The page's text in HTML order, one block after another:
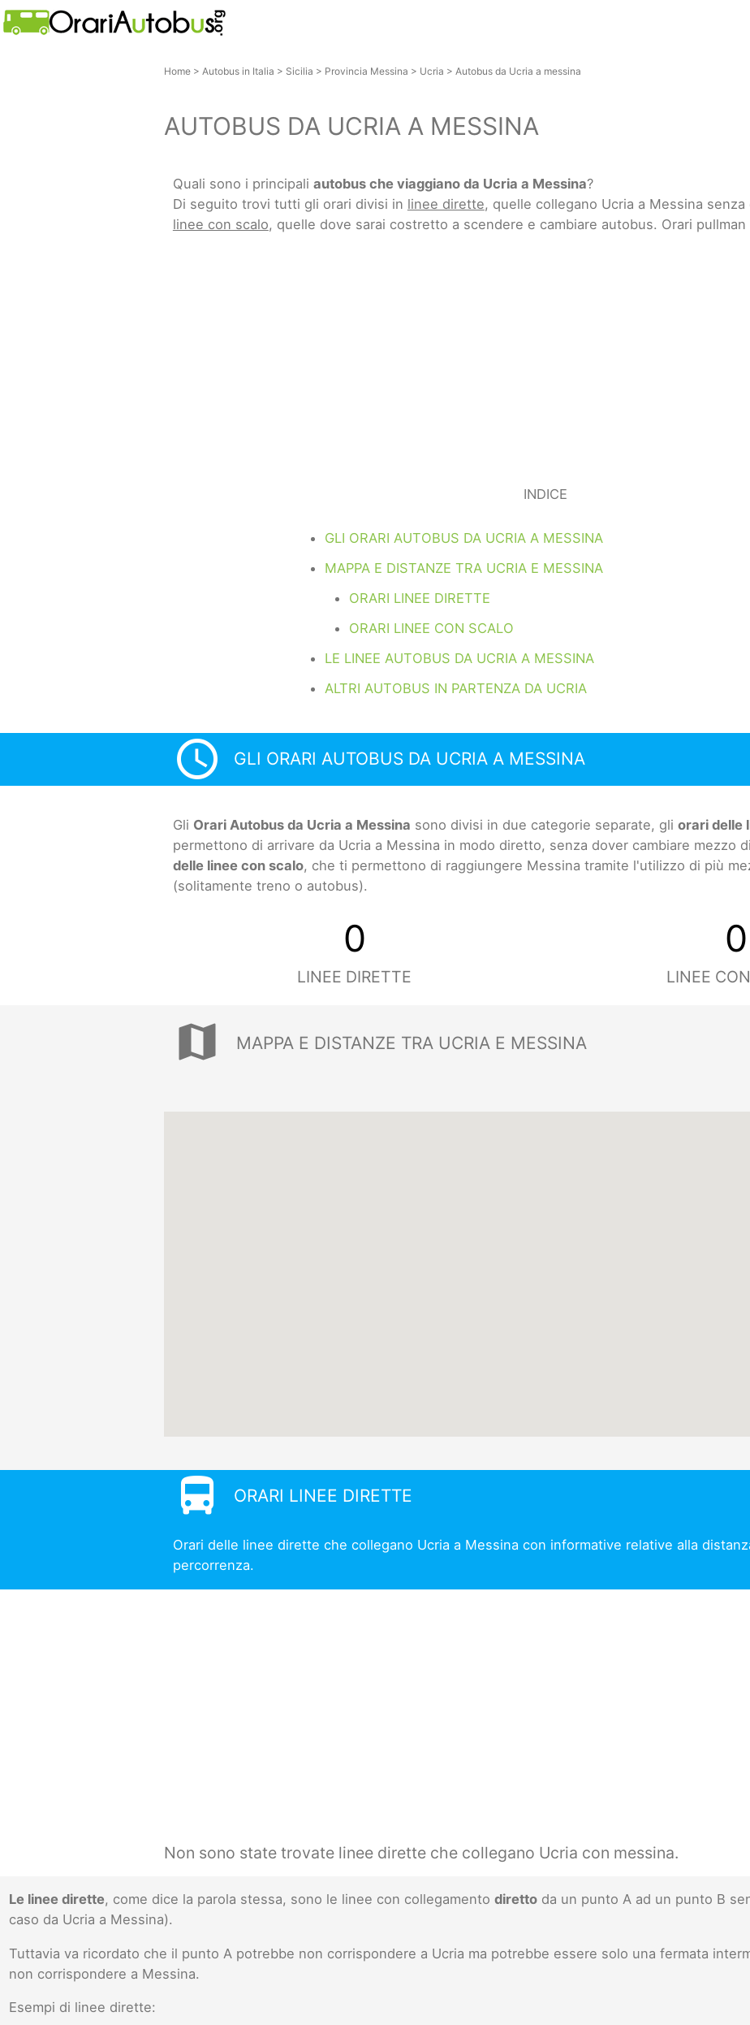
Home> Autobus in Italia > Sicilia > Provincia Messina > Ucria > Autobus da Ucria a messina
AUTOBUS DA UCRIA A MESSINA
Quali sono i principali autobus che viaggiano da Ucria a Messina?
Di seguito trovi tutti gli orari divisi in linee dirette, quelle collegano Ucria a Messina
linee con scalo, quelle dove sarai costretto a scendere e cambiare autobus. Orari
INDICE
GLI ORARI AUTOBUS DA UCRIA A MESSINA
MAPPA E DISTANZE TRA UCRIA E MESSINA
ORARI LINEE DIRETTE
ORARI LINEE CON SCALO
LE LINEE AUTOBUS DA UCRIA A MESSINA
ALTRI AUTOBUS IN PARTENZA DA UCRIA
access_time GLI ORARI AUTOBUS DA UCRIA A MESSINA
Gli Orari Autobus da Ucria a Messina sono divisi in due categorie separate, gli orari delle
permettono di arrivare da Ucria a Messina in modo diretto, senza dover cambiare mezzo
delle linee con scalo, che ti permettono di raggiungere Messina tramite l'utilizzo di più
(solitamente treno o autobus).
0
LINEE DIRETTE
0
LINEE
map MAPPA E DISTANZE TRA UCRIA E MESSINA
directions_bus ORARI LINEE DIRETTE
Orari delle linee dirette che collegano Ucria a Messina con informative relative alla
percorrenza.
Non sono state trovate linee dirette che collegano Ucria con messina.
Le linee dirette, come dice la parola stessa, sono le linee con collegamentodiretto da un punto A ad un punto B
caso da Ucria a Messina).
Tuttavia va ricordato che il punto A potrebbe non corrispondere a Ucria ma potrebbe essere solo una fermata
non corrispondere a Messina.
Esempi di linee dirette: